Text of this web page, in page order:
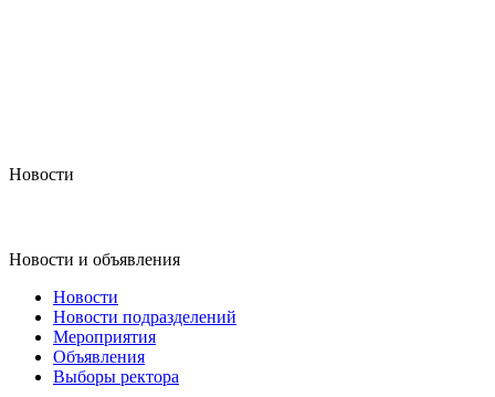
Новости
Новости и объявления
Новости
Новости подразделений
Мероприятия
Объявления
Выборы ректора